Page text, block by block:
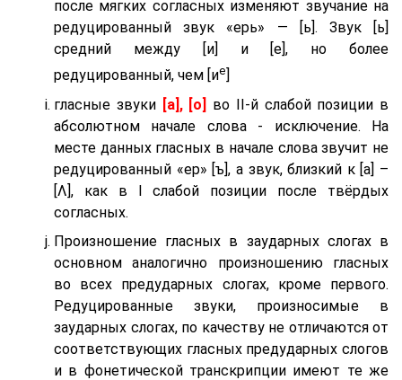
после мягких согласных изменяют звучание на
редуцированный звук «ерь» — [ь]. Звук [ь]
средний между [и] и [е], но более
редуцированный, чем [ие
гласные звуки [а], [о] во II-й слабой позиции в
абсолютном начале слова - исключение. На
месте данных гласных в начале слова звучит не
редуцированный «ер» [ъ], а звук, близкий к [а] –
[Λ], как в I слабой позиции после твёрдых
согласных.
Произношение гласных в заударных слогах в
основном аналогично произношению гласных
во всех предударных слогах, кроме первого.
Редуцированные звуки, произносимые в
заударных слогах, по качеству не отличаются от
соответствующих гласных предударных слогов
и в фонетической транскрипции имеют те же